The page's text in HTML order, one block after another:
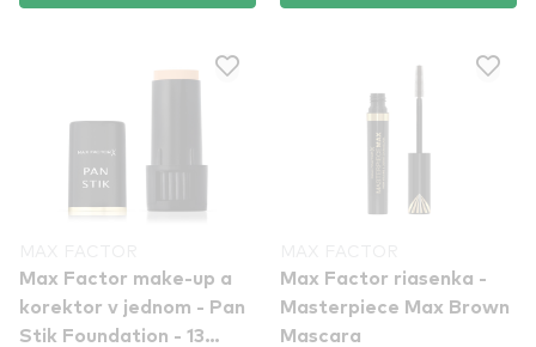
Max Factor make-up a
korektor v jednom - Pan
Stik Foundation - 13
Max Factor riasenka -
Masterpiece Max Brown
Mascara